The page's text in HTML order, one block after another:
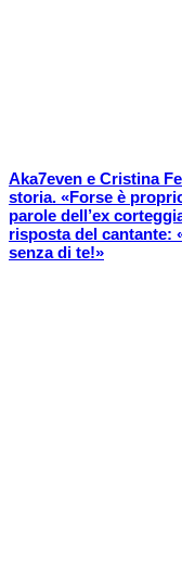
Aka7even e Cristina
storia. «Forse è
parole dell’ex
risposta del cantante:
senza di te!»